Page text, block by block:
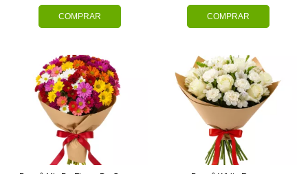
COMPRAR COMPRAR